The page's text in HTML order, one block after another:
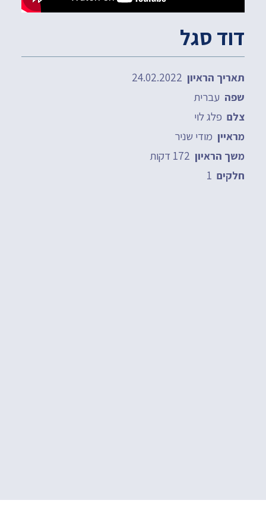
דוד סגל
תאריך הראיון
שפה עברית
צלם פלג לוי
מראיין מודי שניר
משך הראיון
חלקים